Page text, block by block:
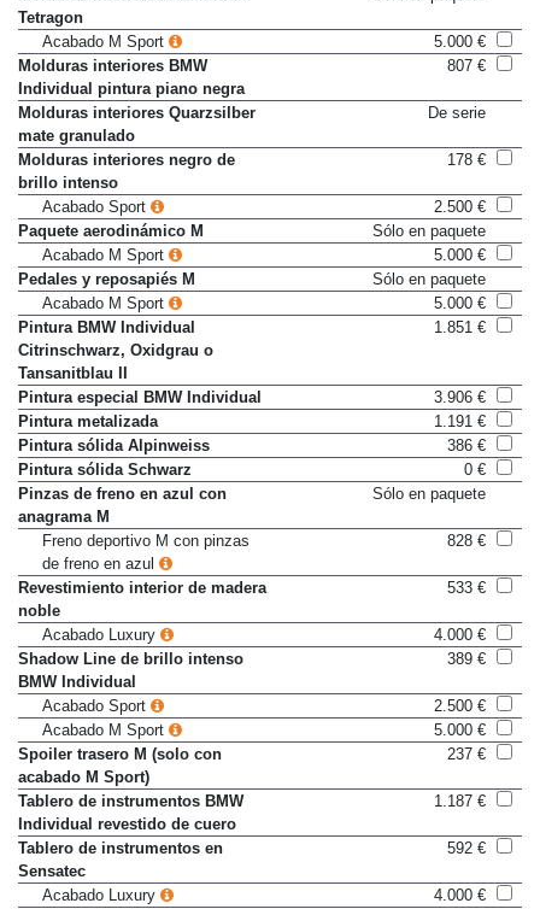
Molduras interiores Aluminium
Tetragon
Acabado M Sport
5.000 €
Molduras interiores BMW
Individual pintura piano negra
Molduras interiores Quarzsilber
mate granulado
Molduras interiores negro de
brillo intenso
Acabado Sport
2.500 €
Paquete aerodinámico M
Sólo en paquete
Acabado M Sport
5.000 €
Pedales y reposapiés M
Sólo en paquete
Acabado M Sport
5.000 €
Pintura BMW Individual
Citrinschwarz, Oxidgrau o
Tansanitblau II
Pintura especial BMW Individual
3.906 €
Pintura metalizada
1.191 €
Pintura sólida Alpinweiss
386 €
Pintura sólida Schwarz
0 €
Pinzas de freno en azul con
anagrama M
Freno deportivo M con pinzas
de freno en azul
Revestimiento interior de madera
noble
Acabado Luxury
4.000 €
Shadow Line de brillo intenso
BMW Individual
Acabado Sport
2.500 €
Acabado M Sport
5.000 €
Spoiler trasero M (solo con
acabado M Sport)
Tablero de instrumentos BMW
Individual revestido de cuero
Tablero de instrumentos en
Sensatec